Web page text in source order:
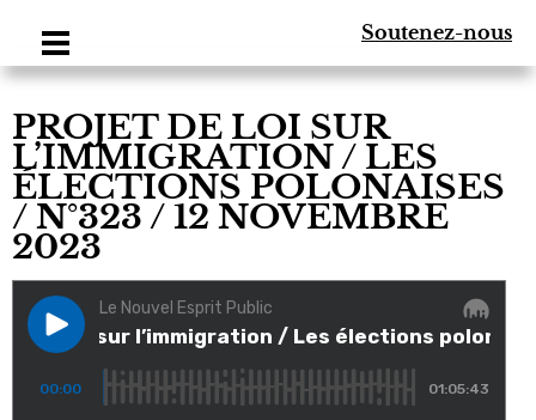
Soutenez-nous
PROJET DE LOI SUR
L’IMMIGRATION / LES
ÉLECTIONS POLONAISES
/ N°323 / 12 NOVEMBRE
2023